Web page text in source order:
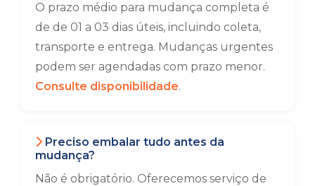
O prazo médio para mudança completa é
de de 01 a 03 dias úteis, incluindo coleta,
transporte e entrega. Mudanças urgentes
podem ser agendadas com prazo menor.
Consulte disponibilidade.
Preciso embalar tudo antes da
mudança?
Não é obrigatório. Oferecemos serviço de